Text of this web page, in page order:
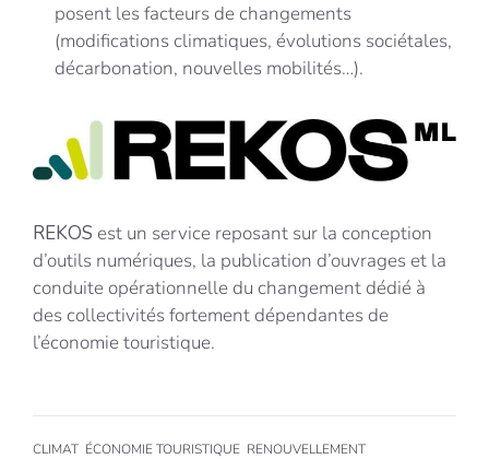
posent les facteurs de changements
(modifications climatiques, évolutions sociétales,
décarbonation, nouvelles mobilités…).
REKOS est un service reposant sur la conception
d’outils numériques, la publication d’ouvrages et la
conduite opérationnelle du changement dédié à
des collectivités fortement dépendantes de
l’économie touristique.
CLIMAT ÉCONOMIE TOURISTIQUE RENOUVELLEMENT